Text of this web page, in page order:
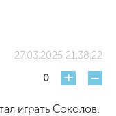
27.03.2025 21:38:22
0
+ -
играть Соколов,